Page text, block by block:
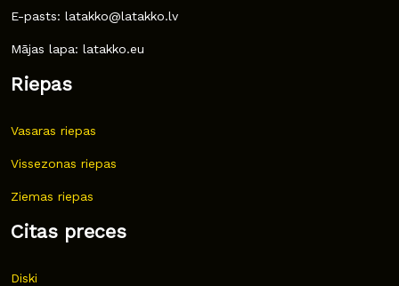
E-pasts: latakko@latakko.lv
Mājas lapa: latakko.eu
Riepas
Vasaras riepas
Vissezonas riepas
Ziemas riepas
Citas preces
Diski